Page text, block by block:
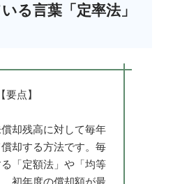
る言葉「定率法」
【要点】
償却残高に対して毎年
却する方法です。毎
「定額法」や「均等